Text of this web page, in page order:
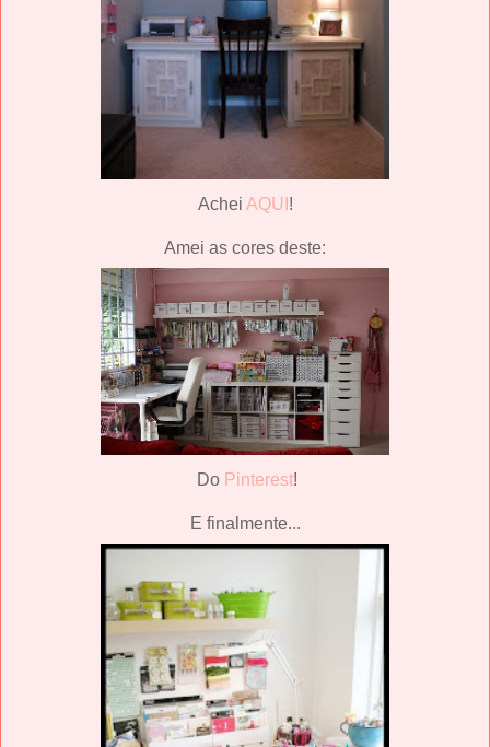
Achei AQUI !
Amei as cores deste:
Do Pinterest!
E finalmente...